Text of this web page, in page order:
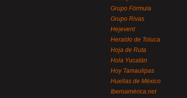
Grupo Fórmula
Grupo Rivas
Hejevent
Heraldo de Toluca
Hoja de Ruta
Hola Yucatán
Hoy Tamaulipas
Huellas de México
Iberoamérica.net